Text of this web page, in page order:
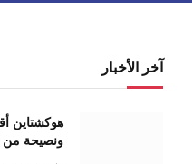
آخر الأخبار
هوكشتاين
ونصيحة من